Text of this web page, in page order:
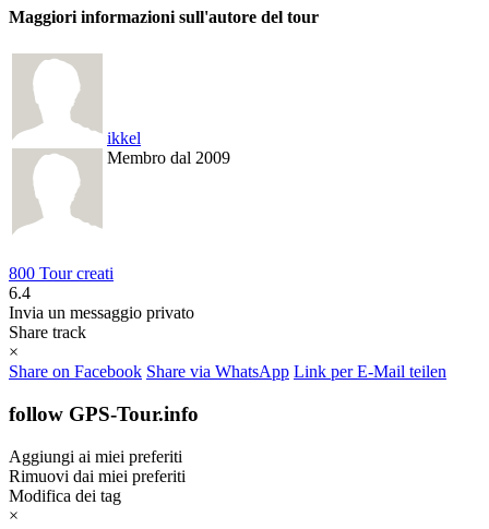
Maggiori informazioni sull'autore del tour
ikkel
Membro dal 2009
800 Tour creati
6.4
Invia un messaggio privato
Share track
×
Share on Facebook Share via WhatsApp Link per E-Mail teilen
follow GPS-Tour.info
Aggiungi ai miei preferiti
Rimuovi dai miei preferiti
Modifica dei tag
×